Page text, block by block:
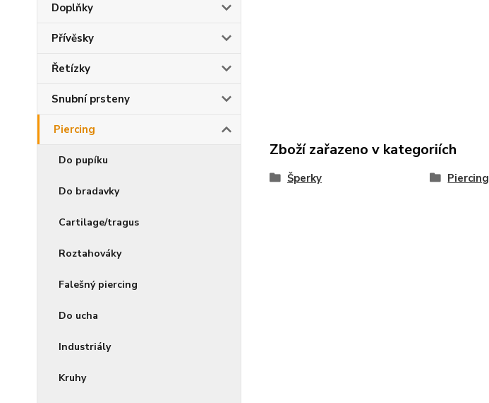
Doplňky
Přívěsky
Řetízky
Snubní prsteny
Piercing
Do pupíku
Do bradavky
Cartilage/tragus
Roztahováky
Falešný piercing
Do ucha
Industriály
Kruhy
Zboží zařazeno v kategoriích
Šperky Piercing